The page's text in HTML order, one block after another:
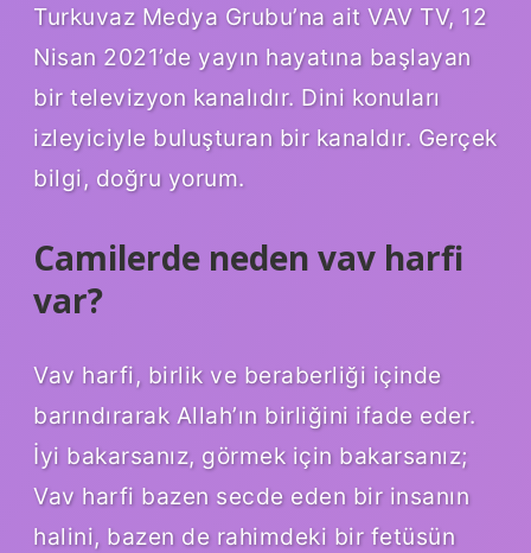
Turkuvaz Medya Grubu’na ait VAV TV, 12
Nisan 2021’de yayın hayatına başlayan
bir televizyon kanalıdır. Dini konuları
izleyiciyle buluşturan bir kanaldır. Gerçek
bilgi, doğru yorum.
Camilerde neden vav harfi
var?
Vav harfi, birlik ve beraberliği içinde
barındırarak Allah’ın birliğini ifade eder.
İyi bakarsanız, görmek için bakarsanız;
Vav harfi bazen secde eden bir insanın
halini, bazen de rahimdeki bir fetüsün